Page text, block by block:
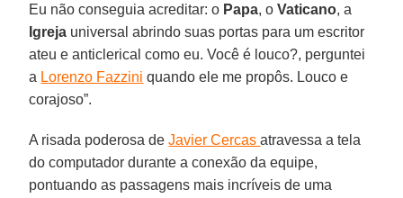
Eu não conseguia acreditar: o Papa, oVaticano, a
Igreja universal abrindo suas portas para um escritor
ateu e anticlerical como eu. Você é louco?, perguntei
a Lorenzo Fazzini quando ele me propôs. Louco e
corajoso”.
A risada poderosa deJavier Cercasatravessa a tela
do computador durante a conexão da equipe,
pontuando as passagens mais incríveis de uma